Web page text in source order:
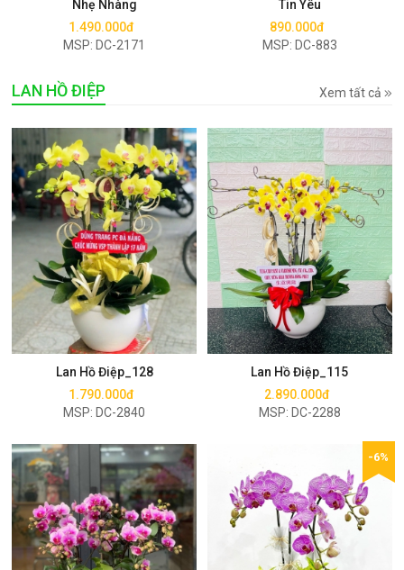
Nhẹ Nhàng
1.490.000đ
MSP: DC-2171
Tin Yêu
890.000đ
MSP: DC-883
LAN HỒ ĐIỆP Xem tất cả
Lan Hồ Điệp_128
1.790.000đ
MSP: DC-2840
Mua ngay
Lan Hồ Điệp_115
2.890.000đ
MSP: DC-2288
Mua ngay
-6%